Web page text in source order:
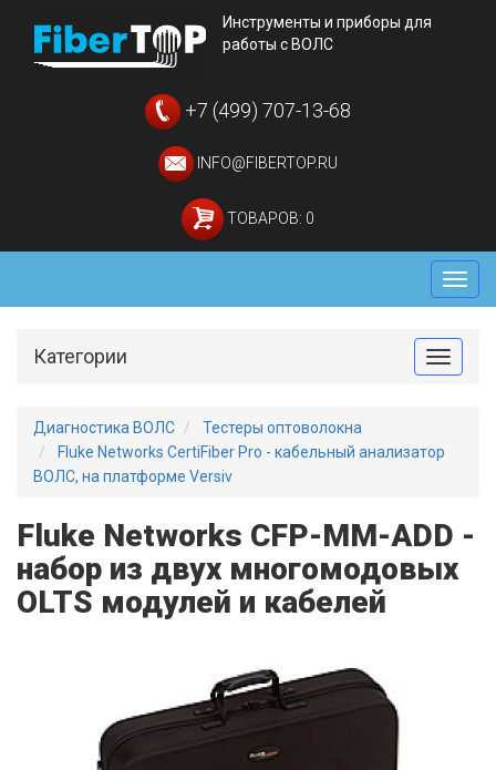
Инструменты и приборы для
работы с ВОЛС
+7 (499) 707-13-68
INFO@FIBERTOP.RU
ТОВАРОВ: 0
Меню
Toggle
Категории
Диагностика ВОЛС
Тестеры оптоволокна
Fluke Networks CertiFiber Pro - кабельный анализатор
ВОЛС, на платформе Versiv
Fluke Networks CFP-MM-ADD -
набор из двух многомодовых
OLTS модулей и кабелей